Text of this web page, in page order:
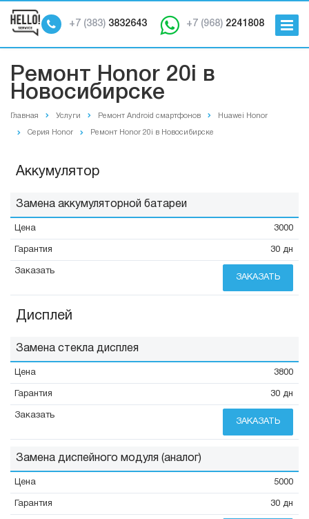
+7 (968) 2241808
+7 (383) 3832643
Ремонт Honor 20i в
Новосибирске
Главная Услуги Ремонт Android смартфонов Huawei Honor
Серия Honor Ремонт Honor 20i в Новосибирске
Аккумулятор
Замена аккумуляторной батареи
3000
30 дн
ЗАКАЗАТЬ
Дисплей
Замена стекла дисплея
3800
30 дн
ЗАКАЗАТЬ
Замена диспейного модуля (аналог)
5000
30 дн